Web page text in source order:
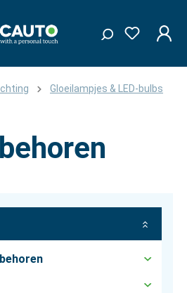
Gloeilampjes & LED-bulbs